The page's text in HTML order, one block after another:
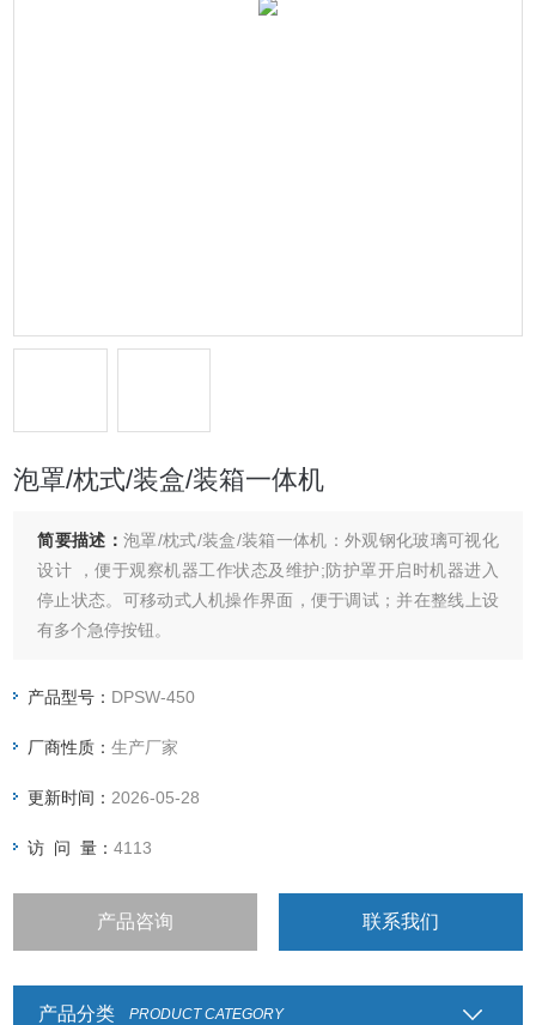
泡罩/枕式/装盒/装箱一体机
简要描述： 泡罩/枕式/装盒/装箱一体机：外观钢化玻璃可视化
设计 ，便于观察机器工作状态及维护;防护罩开启时机器进入
停止状态。可移动式人机操作界面，便于调试；并在整线上设
有多个急停按钮。
产品型号： DPSW-450
厂商性质：生产厂家
更新时间： 2026-05-28
访 问 量：4113
产品咨询 联系我们
产品分类 PRODUCT CATEGORY